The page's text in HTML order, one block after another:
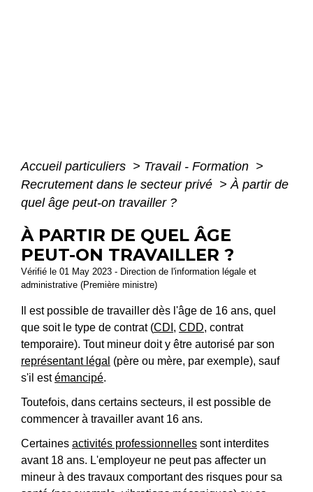
Accueil particuliers > Travail - Formation >
Recrutement dans le secteur privé > À partir de
quel âge peut-on travailler ?
À PARTIR DE QUEL ÂGE
PEUT-ON TRAVAILLER ?
Vérifié le 01 May 2023 - Direction de l'information légale et
administrative (Première ministre)
Il est possible de travailler dès l'âge de 16 ans, quel
que soit le type de contrat (CDI , CDD, contrat
temporaire). Tout mineur doit y être autorisé par son
représentant légal (père ou mère, par exemple), sauf
s'il estémancipé.
Toutefois, dans certains secteurs, il est possible de
commencer à travailler avant 16 ans.
Certaines activités professionnelles sont interdites
avant 18 ans. L'employeur ne peut pas affecter un
mineur à des travaux comportant des risques pour sa